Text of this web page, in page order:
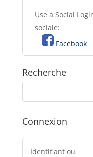
Use a Social
sociale:
Facebook
Recherche
Connexion
Identifiant ou